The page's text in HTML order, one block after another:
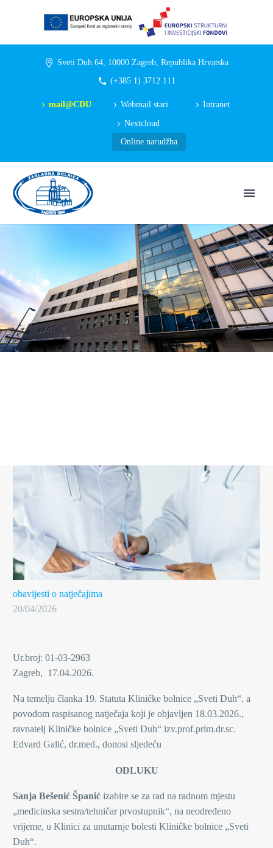
Sveti Duh 64, 10000 Zagreb, Republika Hrvatska
(+385 1) 3712 111
mail@CDU Webmail stari Intranet
Nextcloud
Online narudžba
obavijesti o natječajima
20/04/2026
Ur.broj: 01-03-2963
Zagreb, 17.04.2026.
Na temelju članka 19. Statuta Kliničke bolnice „Sveti Duh“, a
povodom raspisanog natječaja koji je objavljen 18.03.2026.,
ravnatelj Kliničke bolnice „Sveti Duh“ izv.prof.prim.dr.sc.
Edvard Galić, dr.med., donosi sljedeću
ODLUKU
Sanja Bešenić Španić izabire se za rad na radnom mjestu
„medicinska sestra/tehničar prvostupnik“, na neodređeno
vrijeme, u Klinici za unutarnje bolesti Kliničke bolnice „Sveti
Duh“.